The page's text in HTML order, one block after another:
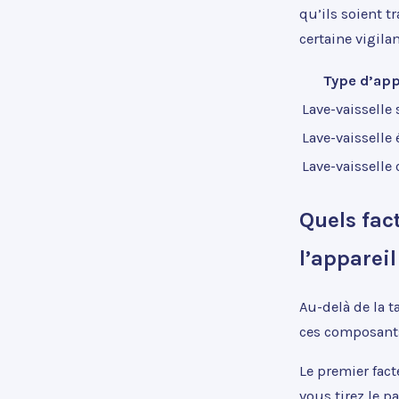
qu’ils soient
certaine
Type
Lave-vaisselle
Lave-vaisselle
Lave-vaisselle
Quels
Au-delà de la
ces
Le premier